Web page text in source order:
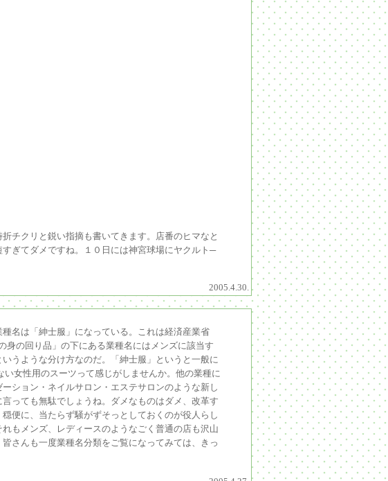
チクリと鋭い指摘も書いてきます。店番のヒマなと
ぎてダメですね。１０日には神宮球場にヤクルト─
2005.4.30.
名は「紳士服」になっている。これは経済産業省
身の回り品」の下にある業種名にはメンズに該当す
うような分け方なのだ。「紳士服」というと一般に
女性用のスーツって感じがしませんか。他の業種に
ション・ネイルサロン・エステサロンのような新し
っても無駄でしょうね。ダメなものはダメ、改革す
便に、当たらず騒がずそっとしておくのが役人らし
もメンズ、レディースのようなごく普通の店も沢山
さんも一度業種名分類をご覧になってみては、きっ